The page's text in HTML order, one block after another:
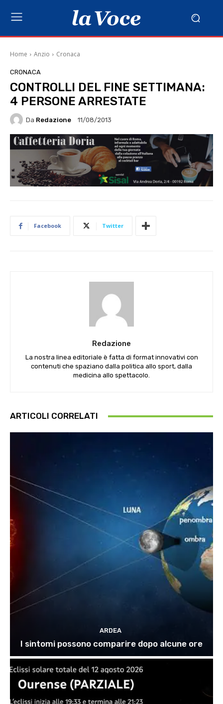
Home Anzio Cronaca
CRONACA
CONTROLLI DEL FINE SETTIMANA:
4 PERSONE ARRESTATE
Da Redazione 11/08/2013
Facebook Twitter
Redazione
La nostra linea editoriale è fatta di format innovativi con
contenuti che spaziano dalla politica allo sport, dalla
medicina allo spettacolo.
ARTICOLI CORRELATI
ARDEA
I sintomi possono comparire dopo alcune ore